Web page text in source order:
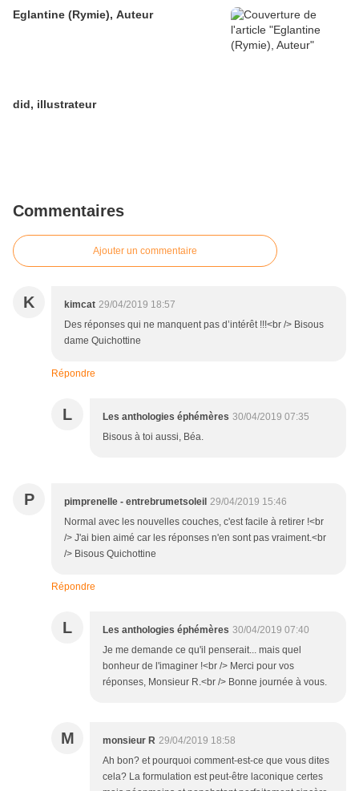
Eglantine (Rymie), Auteur
did, illustrateur
Commentaires
Ajouter un commentaire
K kimcat 29/04/2019 18:57
Des réponses qui ne manquent pas d’intérêt !!!<br /> Bisous
dame Quichottine
Répondre
L Les anthologies éphémères 30/04/2019 07:35
Bisous à toi aussi, Béa.
P pimprenelle - entrebrumetsoleil 29/04/2019 15:46
Normal avec les nouvelles couches, c'est facile à retirer !<br
/> J'ai bien aimé car les réponses n'en sont pas vraiment.<br
/> Bisous Quichottine
Répondre
L Les anthologies éphémères 30/04/2019 07:40
Je me demande ce qu'il penserait... mais quel
bonheur de l'imaginer !<br /> Merci pour vos
réponses, Monsieur R.<br /> Bonne journée à vous.
M monsieur R 29/04/2019 18:58
Ah bon? et pourquoi comment-est-ce que vous dites
cela? La formulation est peut-être laconique certes